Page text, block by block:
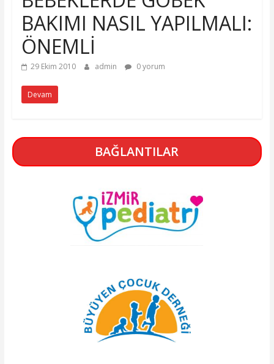
BAKIMI NASIL YAPILMALI:
ÖNEMLİ
29 Ekim 2010 admin 0 yorum
Devam
BAĞLANTILAR